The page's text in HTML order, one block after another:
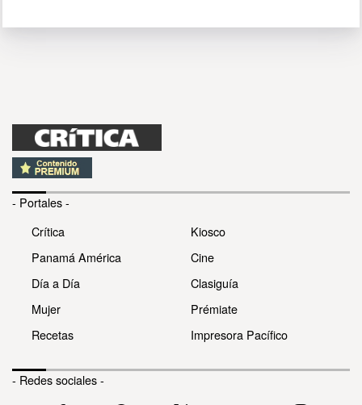
- Portales -
Crítica
Panamá América
Día a Día
Mujer
Recetas
Kiosco
Cine
Clasiguía
Prémiate
Impresora Pacífico
- Redes sociales -